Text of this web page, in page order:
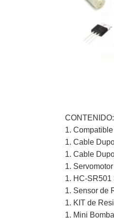
CONTENIDO:
1.
1. Cable
1. Cable
1.
1. HC-SR501
1. Sensor de
1. KIT de
1. Mini